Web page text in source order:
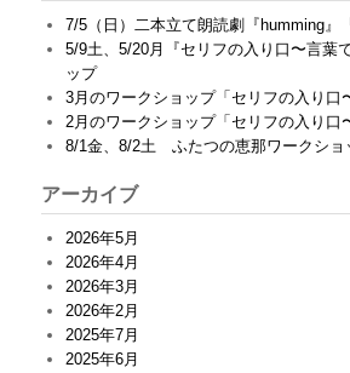
ミ
カ
ヅ
キ
』
＠
本
寺
ア
ー
ト
ス
ー
ス
「
7/5（日）二本立て朗読劇『humming』
5/9土、5/20月『セリフの入り口〜言葉
ップ
3月のワークショップ「セリフの入り口
2月のワークショップ「セリフの入り口
8/1金、8/2土 ふたつの恵那ワークショ
アーカイブ
2026年5月
2026年4月
2026年3月
2026年2月
2025年7月
2025年6月